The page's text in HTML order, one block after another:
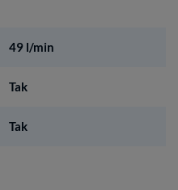
49 l/min
Tak
Tak